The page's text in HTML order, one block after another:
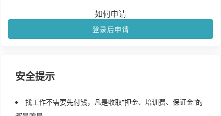
如何申请
登录后申请
安全提示
找工作不需要先付钱，凡是收取"押金、培训费、保证金"的